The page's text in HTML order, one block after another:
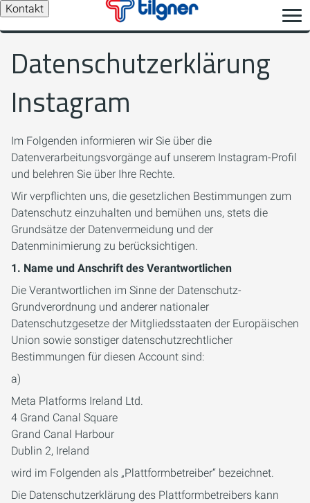
Kontakt
Datenschutzerklärung
Instagram
Im Folgenden informieren wir Sie über die
Datenverarbeitungsvorgänge auf unserem Instagram-Profil
und belehren Sie über Ihre Rechte.
Wir verpflichten uns, die gesetzlichen Bestimmungen zum
Datenschutz einzuhalten und bemühen uns, stets die
Grundsätze der Datenvermeidung und der
Datenminimierung zu berücksichtigen.
1. Name und Anschrift des Verantwortlichen
Die Verantwortlichen im Sinne der Datenschutz-
Grundverordnung und anderer nationaler
Datenschutzgesetze der Mitgliedsstaaten der Europäischen
Union sowie sonstiger datenschutzrechtlicher
Bestimmungen für diesen Account sind:
a)
Meta Platforms Ireland Ltd.
4 Grand Canal Square
Grand Canal Harbour
Dublin 2, Ireland
wird im Folgenden als „Plattformbetreiber“ bezeichnet.
Die Datenschutzerklärung des Plattformbetreibers kann